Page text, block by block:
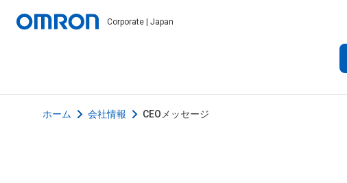
Corporate | Japan
ホーム 会社情報 CEOメッセージ